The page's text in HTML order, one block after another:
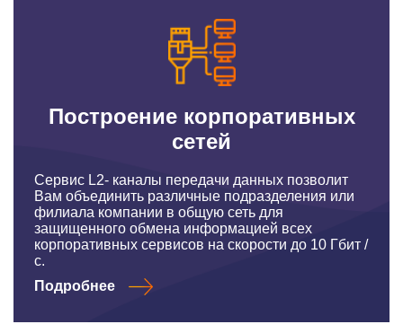
Построение корпоративных
сетей
Сервис L2- каналы передачи данных позволит
Вам объединить различные подразделения или
филиала компании в общую сеть для
защищенного обмена информацией всех
корпоративных сервисов на скорости до 10 Гбит /
с.
Подробнее